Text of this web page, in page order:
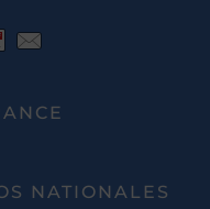
NATIONALES